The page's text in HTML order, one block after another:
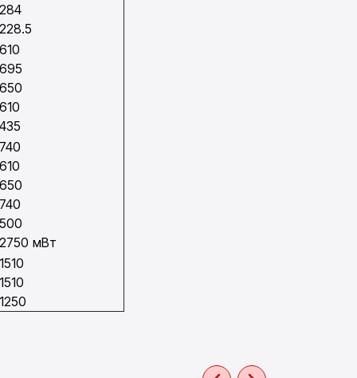
284
228.5
610
695
650
610
435
740
610
650
740
500
2750 мВт
1510
1510
1250